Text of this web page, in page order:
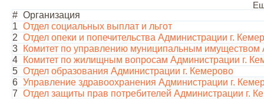
# Организация
1 Отдел социальных выплат и льгот
2 Отдел опеки и попечительства Администрации г.
3
Комитет по управлению муниципальным имуществом
4
Комитет по жилищным вопросам Администрации г.
5 Отдел образования Администрации г. Кемерово
6 Управление здравоохранения Администрации г.
7 Отдел защиты прав потребителей Администрации г.